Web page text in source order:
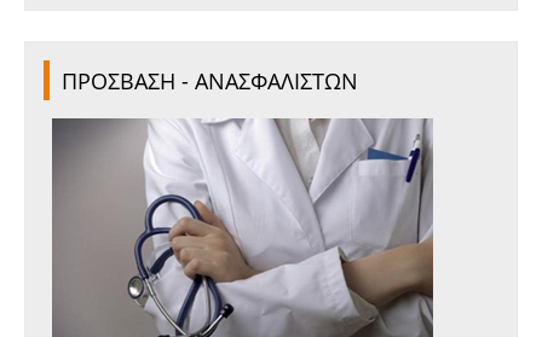
ΠΡΟΣΒΑΣΗ - ΑΝΑΣΦΑΛΙΣΤΩΝ